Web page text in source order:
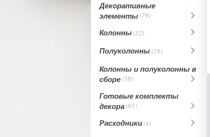
Декоративные
элементы(79)
Колонны(52)
Полуколонны(78)
Колонны и полуколонны в
сборе(58)
Готовые комплекты
декора(65)
Расходники(4)